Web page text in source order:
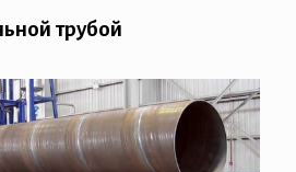
трубой